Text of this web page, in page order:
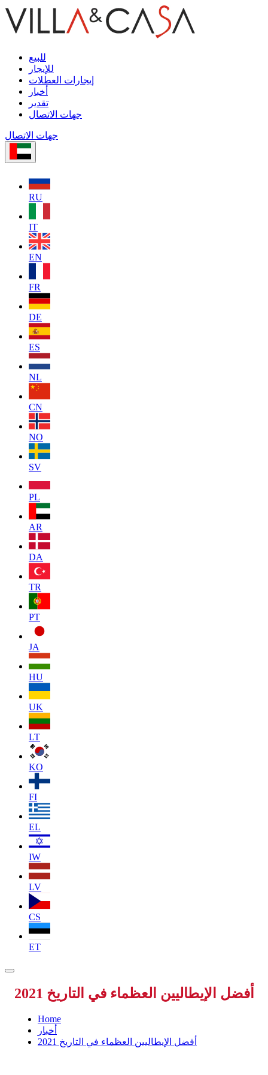
للبيع
للإيجار
إيجارات العطلات
أخبار
تقدير
جهات الاتصال
جهات الاتصال
RU
IT
EN
FR
DE
ES
NL
CN
NO
SV
PL
AR
DA
TR
PT
JA
HU
UK
LT
KO
FI
EL
IW
LV
CS
ET
أفضل الإيطاليين العظماء في التاريخ 2021
Home
أخبار
أفضل الإيطاليين العظماء في التاريخ 2021